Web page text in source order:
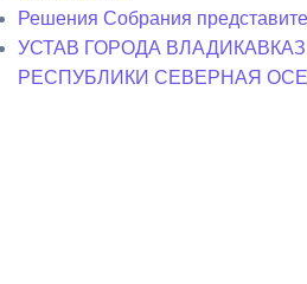
Решения Собрания
УСТАВ ГОРОДА
РЕСПУБЛИКИ СЕВЕРНАЯ